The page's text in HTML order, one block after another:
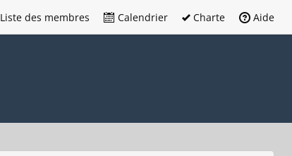
Liste des membres Calendrier Charte Aide